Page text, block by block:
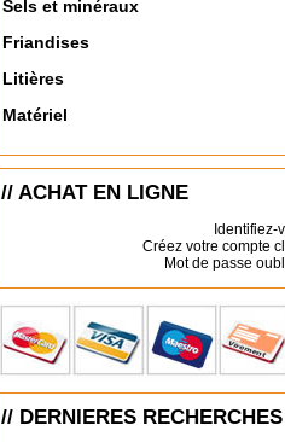
Sels et minéraux
Friandises
Litières
Matériel
// ACHAT EN LIGNE
Identifiez-
Créez votre compte
Mot de passe
// DERNIERES RECHERCHES